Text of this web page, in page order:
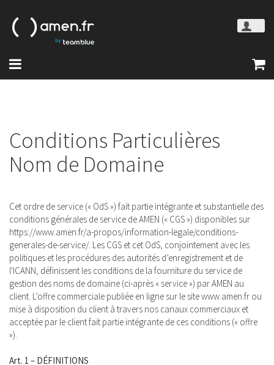
Conditions Particulières
Nom de Domaine
Cet ordre de service (« OdS ») fait partie intégrante et substantielle des
conditions générales de service de AMEN (« CGS ») disponibles sur
https://www.amen.fr/a-propos/information-legale/conditions-
generales-de-service/. Les CGS et cet OdS, conjointement avec les
politiques et les procédures des autorités d’enregistrement et de
l'ICANN, définissent les conditions de la fourniture du service de
gestion des noms de domaine (ci-après « service ») par AMEN au
client. L'offre commerciale publiée en ligne sur le site www.amen.fr ou
mise à disposition du client à travers nos canaux commerciaux et
acceptée par le client fait partie intégrante de ces conditions (« offre
»).
Art. 1 – DÉFINITIONS